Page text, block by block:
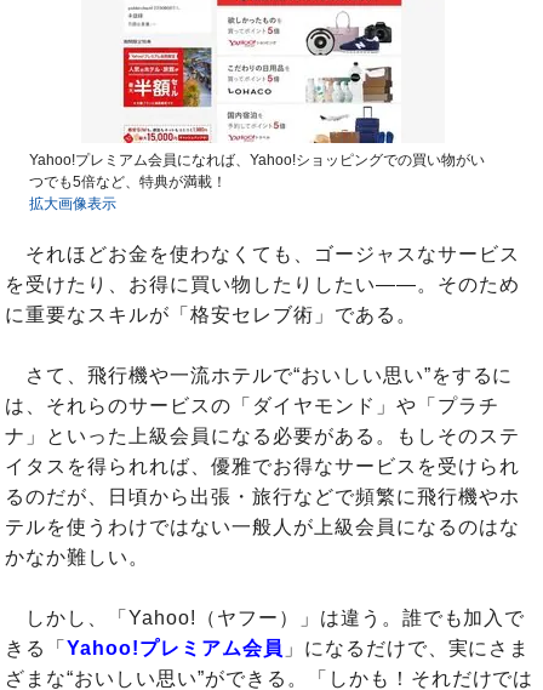
Yahoo!プレミアム会員になれば、Yahoo!ショッピングでの買い物がい
つでも5倍など、特典が満載！
拡大画像表示
それほどお金を使わなくても、ゴージャスなサービス
を受けたり、お得に買い物したりしたい――。そのため
に重要なスキルが「格安セレブ術」である。
さて、飛行機や一流ホテルで“おいしい思い”をするに
は、それらのサービスの「ダイヤモンド」や「プラチ
ナ」といった上級会員になる必要がある。もしそのステ
イタスを得られれば、優雅でお得なサービスを受けられ
るのだが、日頃から出張・旅行などで頻繁に飛行機やホ
テルを使うわけではない一般人が上級会員になるのはな
かなか難しい。
しかし、「Yahoo!（ヤフー）」は違う。誰でも加入で
きる「Yahoo!プレミアム会員 」になるだけで、実にさま
ざまな“おいしい思い”ができる。「しかも！それだけでは